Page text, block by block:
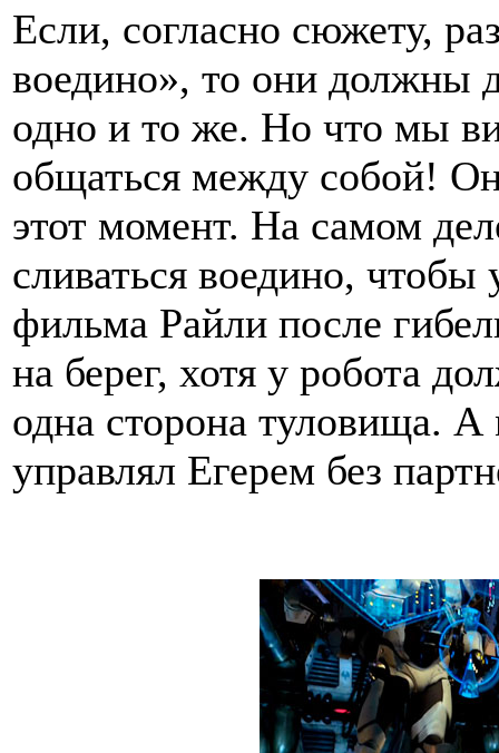
Если, согласно сюжету,
воедино», то они должны
одно и то же. Но что мы
общаться между собой!
этот момент. На самом
сливаться воедино, чтобы
фильма Райли после
на берег, хотя у робота
одна сторона туловища.
управлял Егерем без